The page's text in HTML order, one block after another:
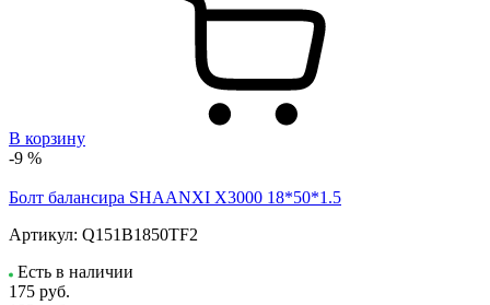
В корзину
-9 %
Болт балансира SHAANXI Х3000 18*50*1.5
Артикул: Q151B1850TF2
Есть в наличии
175 руб.